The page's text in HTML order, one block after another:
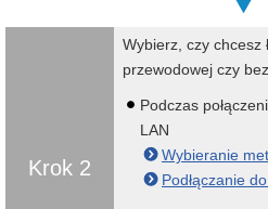
Krok 2
Wybierz, czy chcesz
przewodowej czy
Podczas
LAN
Wybieranie
Podłączanie